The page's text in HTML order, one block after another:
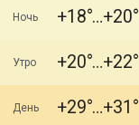
Ночь +18 +20
Утро +20 +22
День +29 +31